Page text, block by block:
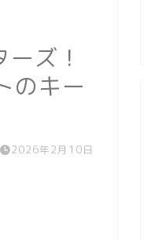
ズ！
のキー
2026年2月10日